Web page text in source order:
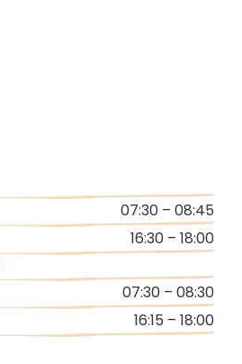
07:30 – 08:45
16:30 – 18:00
07:30 – 08:30
16:15 – 18:00